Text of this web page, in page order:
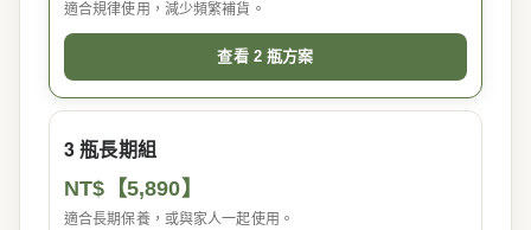
適合規律使用，減少頻繁補貨。
查看 2 瓶方案
3 瓶長期組
NT$【5,890】
適合長期保養，或與家人一起使用。